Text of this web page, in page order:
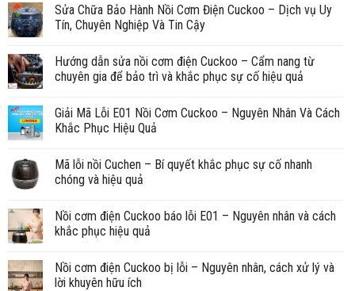
Sửa Chữa Bảo Hành Nồi Cơm Điện Cuckoo – Dịch vụ Uy
Tín, Chuyên Nghiệp Và Tin Cậy
Hướng dẫn sửa nồi cơm điện Cuckoo – Cẩm nang từ
chuyên gia để bảo trì và khắc phục sự cố hiệu quả
Giải Mã Lỗi E01 Nồi Cơm Cuckoo – Nguyên Nhân Và Cách
Khắc Phục Hiệu Quả
Mã lỗi nồi Cuchen – Bí quyết khắc phục sự cố nhanh
chóng và hiệu quả
Nồi cơm điện Cuckoo báo lỗi E01 – Nguyên nhân và cách
khắc phục hiệu quả
Nồi cơm điện Cuckoo bị lỗi – Nguyên nhân, cách xử lý và
lời khuyên hữu ích